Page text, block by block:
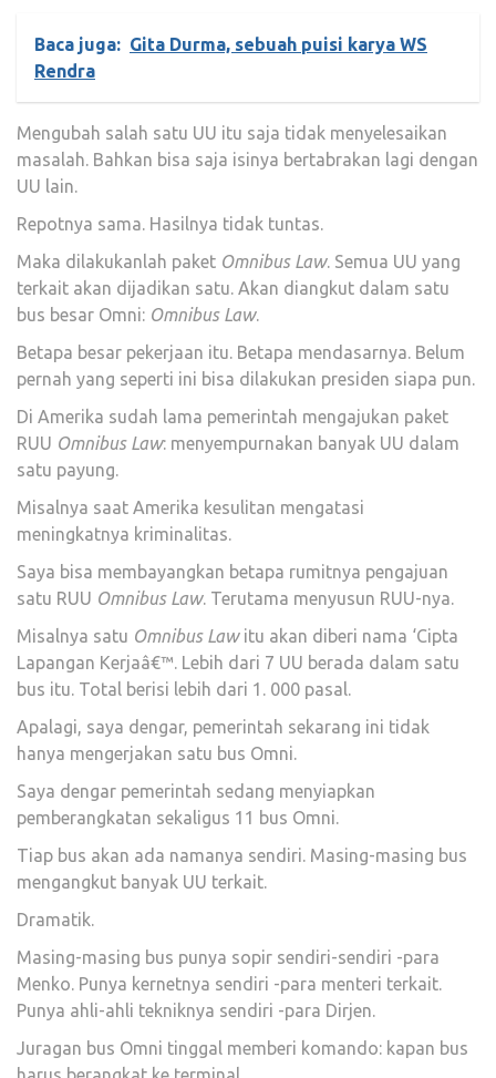
Baca juga: Gita Durma, sebuah puisi karya WS
Rendra
Mengubah salah satu UU itu saja tidak menyelesaikan
masalah. Bahkan bisa saja isinya bertabrakan lagi dengan
UU lain.
Repotnya sama. Hasilnya tidak tuntas.
Maka dilakukanlah paket Omnibus Law. Semua UU yang
terkait akan dijadikan satu. Akan diangkut dalam satu
bus besar Omni: Omnibus Law.
Betapa besar pekerjaan itu. Betapa mendasarnya. Belum
pernah yang seperti ini bisa dilakukan presiden siapa pun.
Di Amerika sudah lama pemerintah mengajukan paket
RUU Omnibus Law: menyempurnakan banyak UU dalam
satu payung.
Misalnya saat Amerika kesulitan mengatasi
meningkatnya kriminalitas.
Saya bisa membayangkan betapa rumitnya pengajuan
satu RUU Omnibus Law. Terutama menyusun RUU-nya.
Misalnya satu Omnibus Lawitu akan diberi nama ‘Cipta
Lapangan Kerjaâ€™. Lebih dari 7 UU berada dalam satu
bus itu. Total berisi lebih dari 1. 000 pasal.
Apalagi, saya dengar, pemerintah sekarang ini tidak
hanya mengerjakan satu bus Omni.
Saya dengar pemerintah sedang menyiapkan
pemberangkatan sekaligus 11 bus Omni.
Tiap bus akan ada namanya sendiri. Masing-masing bus
mengangkut banyak UU terkait.
Dramatik.
Masing-masing bus punya sopir sendiri-sendiri -para
Menko. Punya kernetnya sendiri -para menteri terkait.
Punya ahli-ahli tekniknya sendiri -para Dirjen.
Juragan bus Omni tinggal memberi komando: kapan bus